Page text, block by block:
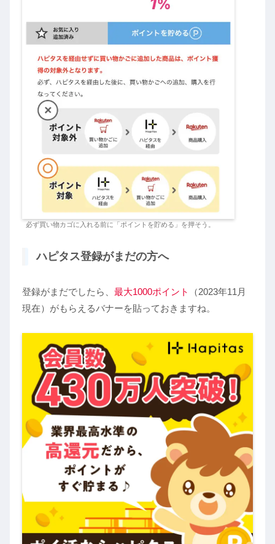
必ず買い物カゴに入れる前に「ポイントを貯める」を押そう。
ハピタス登録がまだの方へ
登録がまだでしたら、 最大1000ポイント
（2023年11月
現在）がもらえるバナーを貼っておきますね。